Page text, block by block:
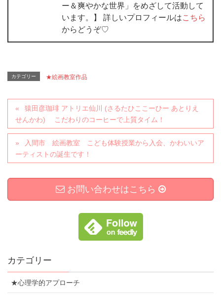
ー＆爽やかな世界」をめざして活動して
います。】 詳しいプロフィールはこちら
からどうぞ♡
カテゴリー ★絵画教室作品
猿田彦珈琲 アトリエ仙川 (さるたひここーひー あとりえ
せんかわ) こだわりのコーヒーで上質タイム！
入間市 絵画教室 こども体験授業から入会、かわいいア
ーティストの誕生です！
お問い合わせはこちら
カテゴリー
★心理学的アプローチ